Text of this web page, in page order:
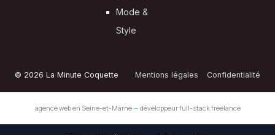
Mode &
Style
© 2026 La Minute Coquette Mentions légales Confidentialité
agence web en Seine-et-Marne— développeur full-stack freelance